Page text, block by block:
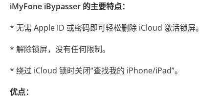
iMyFone iBypasser 的主要特点：
* 无需 Apple ID 或密码即可轻松删除 iCloud 激活锁屏。
* 解除锁屏，没有任何限制。
* 绕过 iCloud 锁时关闭“查找我的 iPhone/iPad”。
优点：